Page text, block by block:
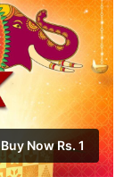
Buy Now Rs. 1